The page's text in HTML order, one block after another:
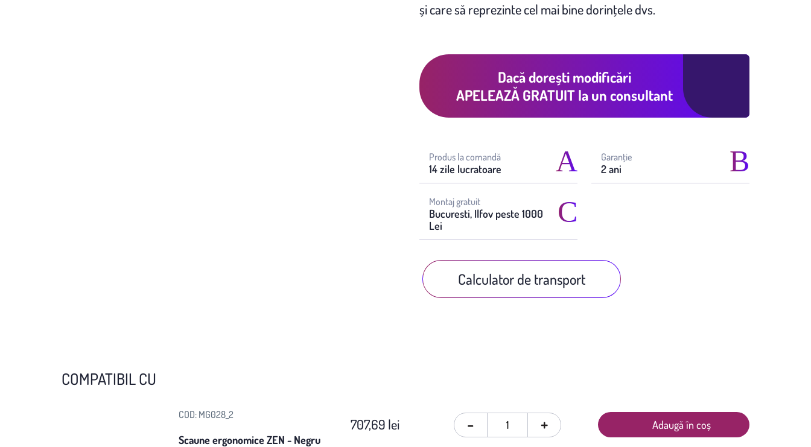
și care să reprezinte cel mai bine dorinţele dvs.
Dacă dorești modificări
APELEAZĂ GRATUITla un consultant
Produs la comandă
14 zile lucratoare
Garanţie
2 ani
Montaj gratuit
Bucuresti, Ilfov peste 1000
Lei
Calculator de transport
COMPATIBIL CU
COD: MG028_2
Scaune ergonomice ZEN - Negru
707,69 lei +
- Adaugă în coș